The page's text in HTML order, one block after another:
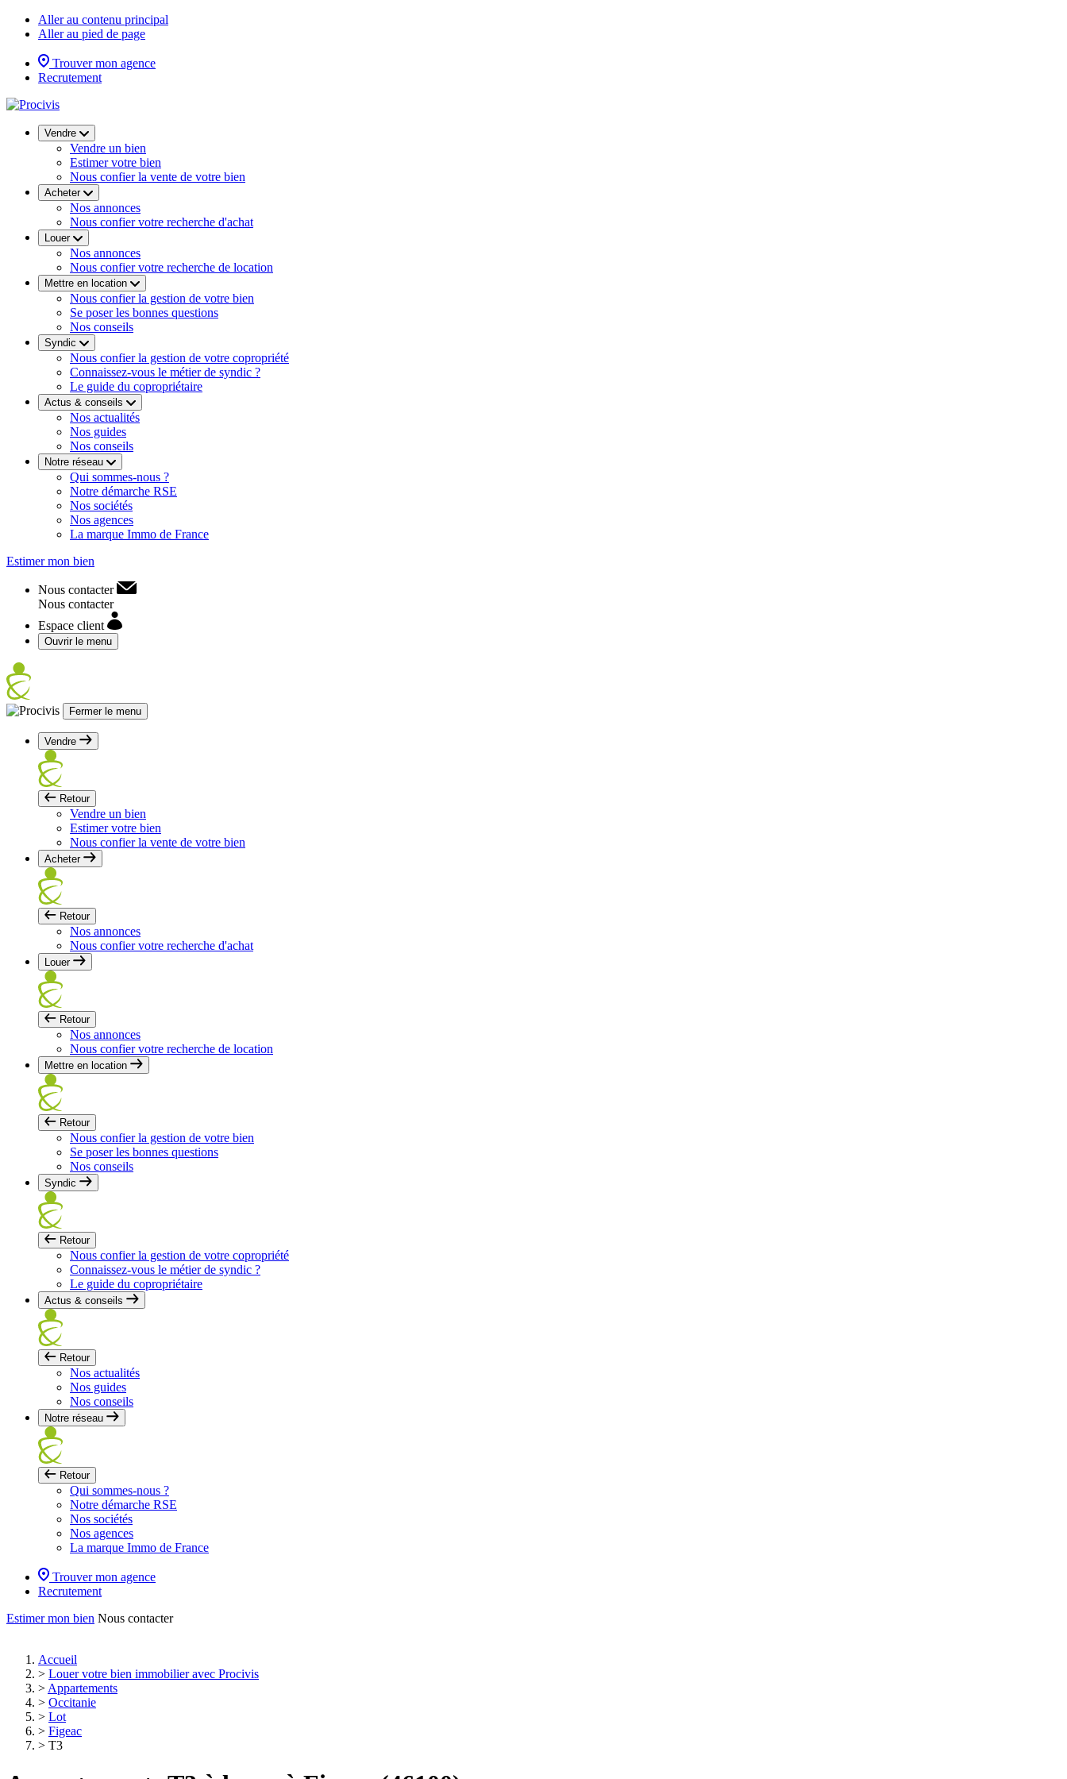
Aller au contenu principal
Aller au pied de page
Trouver mon agence
Recrutement
Vendre
Vendre un bien
Estimer votre bien
Nous confier la vente de votre bien
Acheter
Nos annonces
Nous confier votre recherche d'achat
Louer
Nos annonces
Nous confier votre recherche de location
Mettre en location
Nous confier la gestion de votre bien
Se poser les bonnes questions
Nos conseils
Syndic
Nous confier la gestion de votre copropriété
Connaissez-vous le métier de syndic ?
Le guide du copropriétaire
Actus & conseils
Nos actualités
Nos guides
Nos conseils
Notre réseau
Qui sommes-nous ?
Notre démarche RSE
Nos sociétés
Nos agences
La marque Immo de France
Estimer mon bien
Nous contacter
Nous contacter
Espace client
Ouvrir le menu
Fermer le menu
Vendre
Retour
Vendre un bien
Estimer votre bien
Nous confier la vente de votre bien
Acheter
Retour
Nos annonces
Nous confier votre recherche d'achat
Louer
Retour
Nos annonces
Nous confier votre recherche de location
Mettre en location
Retour
Nous confier la gestion de votre bien
Se poser les bonnes questions
Nos conseils
Syndic
Retour
Nous confier la gestion de votre copropriété
Connaissez-vous le métier de syndic ?
Le guide du copropriétaire
Actus & conseils
Retour
Nos actualités
Nos guides
Nos conseils
Notre réseau
Retour
Qui sommes-nous ?
Notre démarche RSE
Nos sociétés
Nos agences
La marque Immo de France
Trouver mon agence
Recrutement
Estimer mon bien Nous contacter
Accueil
> Louer votre bien immobilier avec Procivis
> Appartements
> Occitanie
> Lot
> Figeac
> T3